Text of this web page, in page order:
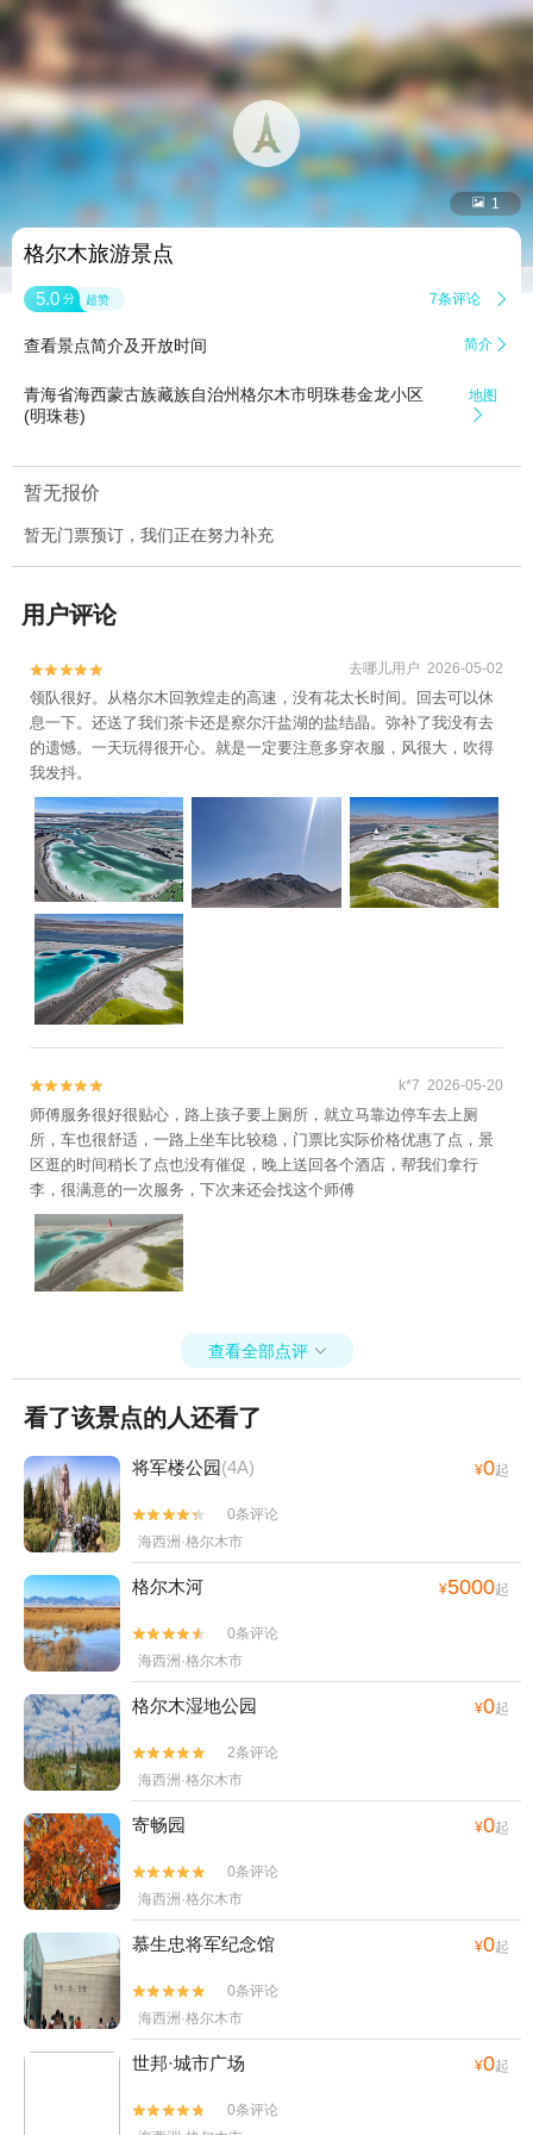
 1
格尔木旅游景点
5.0 分 超赞 7条评论 
查看景点简介及开放时间 简介 
青海省海西蒙古族藏族自治州格尔木市明珠巷金龙小区
(明珠巷)
地图

暂无报价
暂无门票预订，我们正在努力补充
用户评论

 去哪儿用户 2026-05-02
领队很好。从格尔木回敦煌走的高速，没有花太长时间。回去可以休
息一下。还送了我们茶卡还是察尔汗盐湖的盐结晶。弥补了我没有去
的遗憾。一天玩得很开心。就是一定要注意多穿衣服，风很大，吹得
我发抖。

 k*7 2026-05-20
师傅服务很好很贴心，路上孩子要上厕所，就立马靠边停车去上厕
所，车也很舒适，一路上坐车比较稳，门票比实际价格优惠了点，景
区逛的时间稍长了点也没有催促，晚上送回各个酒店，帮我们拿行
李，很满意的一次服务，下次来还会找这个师傅
查看全部点评 
看了该景点的人还看了
将军楼公园 (4A) ¥0起


0条评论
海西洲·格尔木市
格尔木河 ¥5000起


0条评论
海西洲·格尔木市
格尔木湿地公园 ¥0起


2条评论
海西洲·格尔木市
寄畅园 ¥0起


0条评论
海西洲·格尔木市
慕生忠将军纪念馆 ¥0起


0条评论
海西洲·格尔木市
世邦·城市广场 ¥0起


0条评论